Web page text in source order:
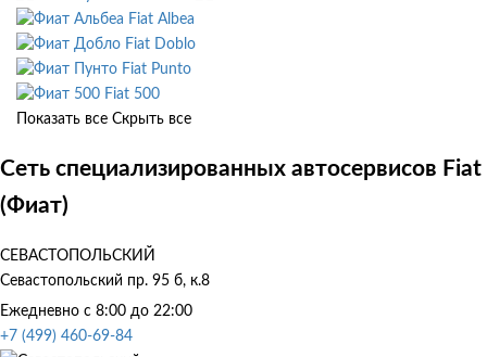
Fiat Albea
Fiat Doblo
Fiat Punto
Fiat 500
Показать все Скрыть все
Сеть специализированных автосервисов Fiat
(Фиат)
СЕВАСТОПОЛЬСКИЙ
Севастопольский пр. 95 б, к.8
Ежедневно с 8:00 до 22:00
+7 (499) 460-69-84